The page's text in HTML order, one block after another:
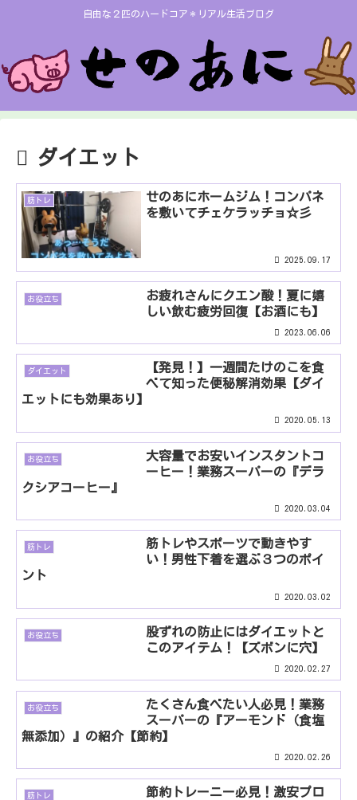
自由な２匹のハードコア＊リアル生活ブログ
ダイエット
筋トレ
せのあにホームジム！コンパネ
を敷いてチェケラッチョ☆彡
2025.09.17
お役立ち
お疲れさんにクエン酸！夏に嬉
しい飲む疲労回復【お酒にも】
2023.06.06
ダイエット
【発見！】一週間たけのこを食
べて知った便秘解消効果【ダイ
エットにも効果あり】
2020.05.13
お役立ち
大容量でお安いインスタントコ
ーヒー！業務スーパーの『デラ
クシアコーヒー』
2020.03.04
筋トレ
筋トレやスポーツで動きやす
い！男性下着を選ぶ３つのポイ
ント
2020.03.02
お役立ち
股ずれの防止にはダイエットと
このアイテム！【ズボンに穴】
2020.02.27
お役立ち
たくさん食べたい人必見！業務
スーパーの『アーモンド（食塩
無添加）』の紹介【節約】
2020.02.26
筋トレ
節約トレーニー必見！激安プロ